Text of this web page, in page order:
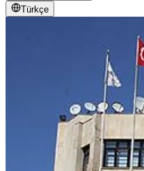
Türkçe